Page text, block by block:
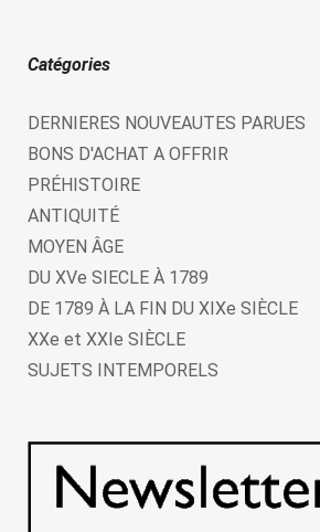
Catégories
DERNIERES NOUVEAUTES PARUES
BONS D'ACHAT A OFFRIR
PRÉHISTOIRE
ANTIQUITÉ
MOYEN ÂGE
DU XVe SIECLE À 1789
DE 1789 À LA FIN DU XIXe SIÈCLE
XXe et XXIe SIÈCLE
SUJETS INTEMPORELS